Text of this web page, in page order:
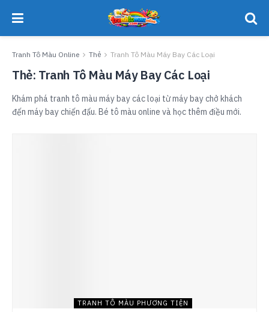
Tranh Tô Màu Online Thẻ Tranh Tô Màu Máy Bay Các Loại
Thẻ: Tranh Tô Màu Máy Bay Các Loại
Khám phá tranh tô màu máy bay các loại từ máy bay chở khách
đến máy bay chiến đấu. Bé tô màu online và học thêm điều mới.
TRANH TÔ MÀU PHƯƠNG TIỆN